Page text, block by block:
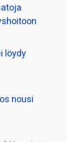
löydy
nousi